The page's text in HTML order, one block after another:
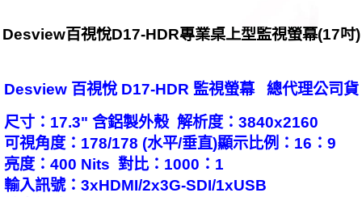
Desview百視悅D17-HDR專業桌上型監視螢幕(17吋)
Desview 百視悅 D17-HDR 監視螢幕 總代理公司貨
尺寸：17.3" 含鋁製外殼 解析度：3840x2160
可視角度：178/178 (水平/垂直)顯示比例：16：9
亮度：400 Nits 對比：1000：1
輸入訊號：3xHDMI/2x3G-SDI/1xUSB